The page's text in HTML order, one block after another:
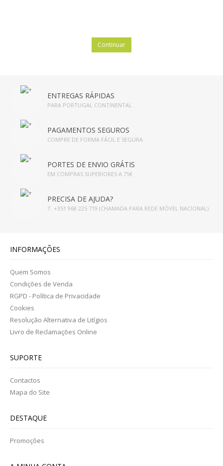
Continuar
ENTREGAS RÁPIDAS
PARA PORTUGAL CONTINENTAL
PAGAMENTOS SEGUROS
COMPRE DE FORMA FÁCIL E SEGURA
PORTES DE ENVIO GRÁTIS
EM COMPRAS SUPERIORES A 75€
PRECISA DE AJUDA?
T. +351 968 225 719 (CHAMADA PARA REDE MÓVEL NACIONAL)
INFORMAÇÕES
Quem Somos
Condições de Venda
RGPD - Política de Privacidade
Cookies
Resolução Alternativa de Litígios
Livro de Reclamações Online
SUPORTE
Contactos
Mapa do Site
DESTAQUE
Promoções